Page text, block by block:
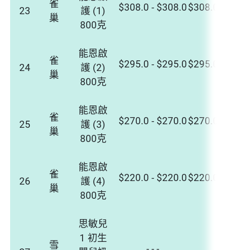
23
雀
巢
護 (1)
800克
$308.0 - $308.0$308.0 -
24
雀
巢
能恩啟
護 (2)
800克
$295.0 - $295.0$295.0 -
25
雀
巢
能恩啟
護 (3)
800克
$270.0 - $270.0$270.0 -
26
雀
巢
能恩啟
護 (4)
800克
$220.0 - $220.0$220.0 -
雪
思敏兒
1 初生